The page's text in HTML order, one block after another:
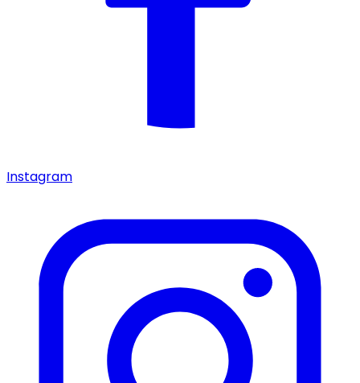
Instagram